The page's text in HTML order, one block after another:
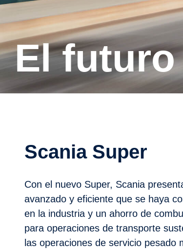
El
Scania Super
Con el nuevo Super, Scania
avanzado y eficiente que se haya
en la industria y un ahorro de
para operaciones de transporte
las operaciones de servicio